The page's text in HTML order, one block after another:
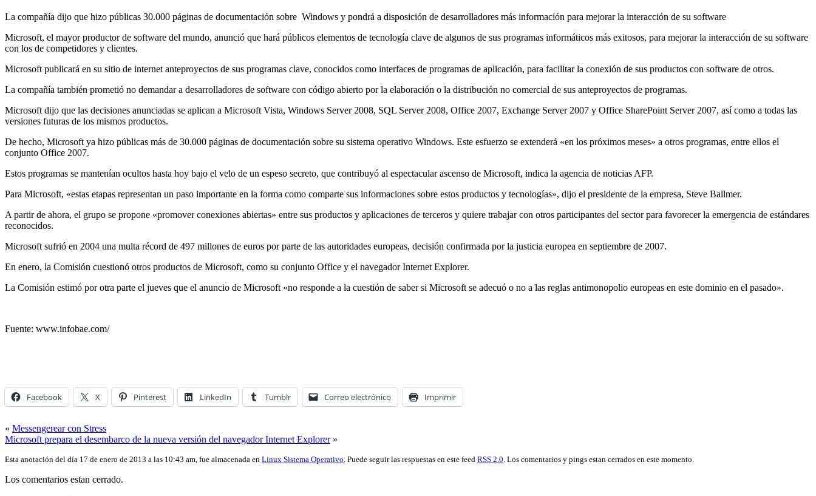
La compañía dijo que hizo públicas 30.000 páginas de documentación sobre Windows y pondrá a disposición de desarrolladores más información para mejorar la interacción de su software
Microsoft, el mayor productor de software del mundo, anunció que hará públicos elementos de tecnología clave de algunos de sus programas informáticos más exitosos, para mejorar la interacción de su software
con los de competidores y clientes.
Microsoft publicará en su sitio de internet anteproyectos de sus programas clave, conocidos como interfaces de programas de aplicación, para facilitar la conexión de sus productos con software de otros.
La compañía también prometió no demandar a desarrolladores de software con código abierto por la elaboración o la distribución no comercial de sus anteproyectos de programas.
Microsoft dijo que las decisiones anunciadas se aplican a Microsoft Vista, Windows Server 2008, SQL Server 2008, Office 2007, Exchange Server 2007 y Office SharePoint Server 2007, así como a todas las
versiones futuras de los mismos productos.
De hecho, Microsoft ya hizo públicas más de 30.000 páginas de documentación sobre su sistema operativo Windows. Este esfuerzo se extenderá «en los próximos meses» a otros programas, entre ellos el
conjunto Office 2007.
Estos programas se mantenían ocultos hasta hoy bajo el velo de un espeso secreto, que contribuyó al espectacular ascenso de Microsoft, indica la agencia de noticias AFP.
Para Microsoft, «estas etapas representan un paso importante en la forma como comparte sus informaciones sobre estos productos y tecnologías», dijo el presidente de la empresa, Steve Ballmer.
A partir de ahora, el grupo se propone «promover conexiones abiertas» entre sus productos y aplicaciones de terceros y quiere trabajar con otros participantes del sector para favorecer la emergencia de estándares
reconocidos.
Microsoft sufrió en 2004 una multa récord de 497 millones de euros por parte de las autoridades europeas, decisión confirmada por la justicia europea en septiembre de 2007.
En enero, la Comisión cuestionó otros productos de Microsoft, como su conjunto Office y el navegador Internet Explorer.
La Comisión estimó por otra parte el jueves que el anuncio de Microsoft «no responde a la cuestión de saber si Microsoft se adecuó o no a las reglas antimonopolio europeas en este dominio en el pasado».
Fuente: www.infobae.com/
Facebook X Pinterest LinkedIn Tumblr Correo electrónico Imprimir
« Messengerear con Stress
Microsoft prepara el desembarco de la nueva versión del navegador Internet Explorer»
Esta anotación del día 17 de enero de 2013 a las 10:43 am, fue almacenada en Linux Sistema Operativo . Puede seguir las respuestas en este feed RSS 2.0 . Los comentarios y pings estan cerrados en este momento.
Los comentarios estan cerrado.